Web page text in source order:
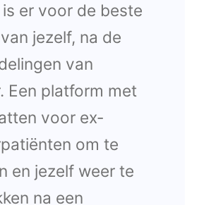
is er voor de beste
jezelf, na de
van
Een platform met
voor ex-
om te
en jezelf weer te
na een